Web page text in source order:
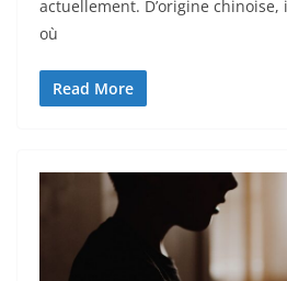
actuellement. D’origine chinoise,
où
Read More